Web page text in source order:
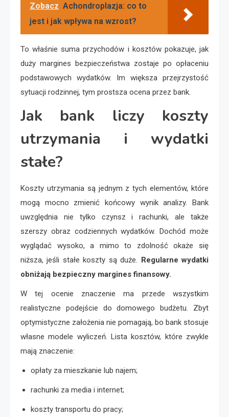
Zobacz Achondroplazja: co to
jest i jak wpływa na wzrost?
To właśnie suma przychodów i kosztów pokazuje, jak
duży margines bezpieczeństwa zostaje po opłaceniu
podstawowych wydatków. Im większa przejrzystość
sytuacji rodzinnej, tym prostsza ocena przez bank.
Jak bank liczy koszty
utrzymania i wydatki
stałe?
Koszty utrzymania są jednym z tych elementów, które
mogą mocno zmienić końcowy wynik analizy. Bank
uwzględnia nie tylko czynsz i rachunki, ale także
szerszy obraz codziennych wydatków. Dochód może
wyglądać wysoko, a mimo to zdolność okaże się
niższa, jeśli stałe koszty są duże. Regularne wydatki
obniżają bezpieczny margines finansowy.
W tej ocenie znaczenie ma przede wszystkim
realistyczne podejście do domowego budżetu. Zbyt
optymistyczne założenia nie pomagają, bo bank stosuje
własne modele wyliczeń. Lista kosztów, które zwykle
mają znaczenie:
opłaty za mieszkanie lub najem;
rachunki za media i internet;
koszty transportu do pracy;